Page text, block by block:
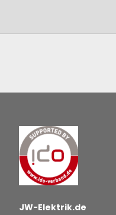
JW-Elektrik.de